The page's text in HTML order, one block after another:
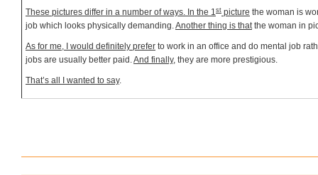
These pictures differ in a number of ways. In the 1st picture the woman is
job which looks physically demanding.Another thing is thatthe woman in
As for me, I would definitely prefer to work in an office and do mental job
jobs are usually better paid.And finally, they are more prestigious.
That’s all I wanted to say.